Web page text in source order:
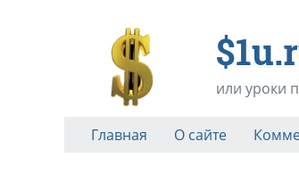
или уроки
Главная О сайте